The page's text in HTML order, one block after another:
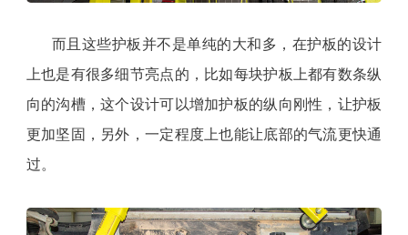
而且这些护板并不是单纯的大和多，在护板的设计
上也是有很多细节亮点的，比如每块护板上都有数条纵
向的沟槽，这个设计可以增加护板的纵向刚性，让护板
更加坚固，另外，一定程度上也能让底部的气流更快通
过。